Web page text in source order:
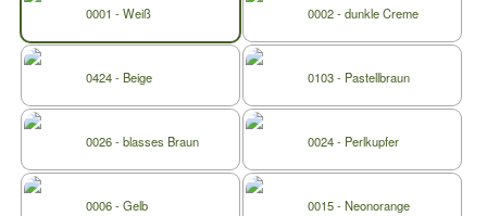
0001 - Weiß 0002 - dunkle Creme
0424 - Beige 0103 - Pastellbraun
0026 - blasses Braun 0024 - Perlkupfer
0006 - Gelb 0015 - Neonorange